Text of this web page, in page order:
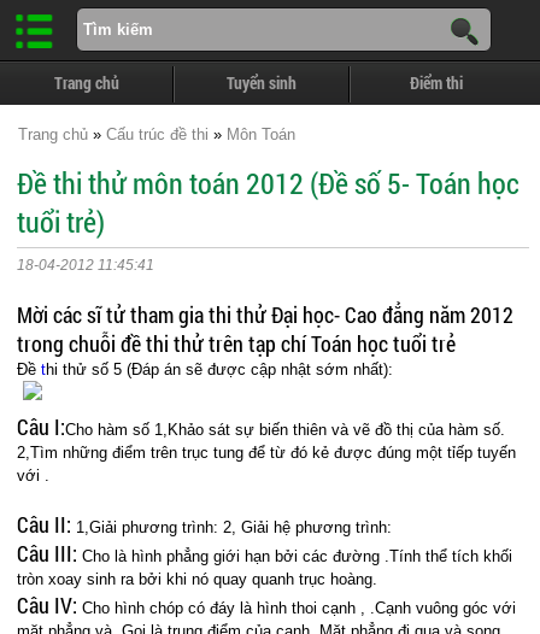
Trang chủ Tuyển sinh Điểm thi
Trang chủ » Cấu trúc đề thi » Môn Toán
Đề thi thử môn toán 2012 (Đề số 5- Toán học
tuổi trẻ)
18-04-2012 11:45:41
Mời các sĩ tử tham gia thi thử Đại học- Cao đẳng năm 2012
trong chuỗi đề thi thử trên tạp chí Toán học tuổi trẻ
Đềthi thử số 5 (Đáp án sẽ được cập nhật sớm nhất):
Câu I:Cho hàm số 1,Khảo sát sự biến thiên và vẽ đồ thị của hàm số.
2,Tìm những điểm trên trục tung để từ đó kẻ được đúng một tỉếp tuyến
với .
Câu II: 1,Giải phương trình: 2, Giải hệ phương trình:
Câu III: Cho là hình phẳng giới hạn bởi các đường .Tính thể tích khối
tròn xoay sinh ra bởi khi nó quay quanh trục hoàng.
Câu IV: Cho hình chóp có đáy là hình thoi cạnh , .Cạnh vuông góc với